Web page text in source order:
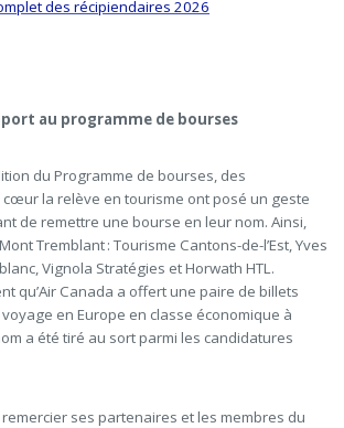
des récipiendaires 2026
au programme de bourses
du Programme de bourses, des
la relève en tourisme ont posé un geste
de remettre une bourse en leur nom. Ainsi,
Tremblant : Tourisme Cantons-de-l’Est, Yves
Vignola Stratégies et Horwath HTL.
qu’Air Canada a offert une paire de billets
en Europe en classe économique à
a été tiré au sort parmi les candidatures
ses partenaires et les membres du